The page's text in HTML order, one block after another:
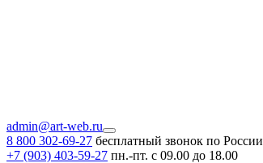
admin@art-web.ru
8 800 302-69-27 бесплатный звонок по России
+7 (903) 403-59-27 пн.-пт. с 09.00 до 18.00